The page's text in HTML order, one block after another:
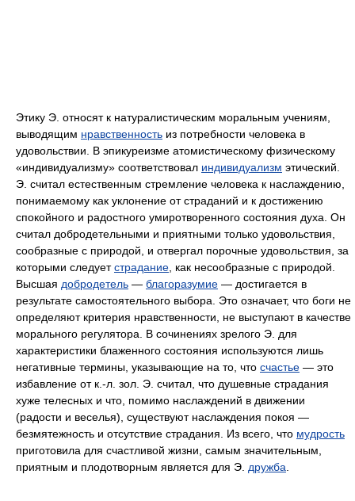
Этику Э. относят к натуралистическим моральным учениям,
выводящим нравственность из потребности человека в
удовольствии. В эпикуреизме атомистическому физическому
«индивидуализму» соответствовал индивидуализм этический.
Э. считал естественным стремление человека к наслаждению,
понимаемому как уклонение от страданий и к достижению
спокойного и радостного умиротворенного состояния духа. Он
считал добродетельными и приятными только удовольствия,
сообразные с природой, и отвергал порочные удовольствия, за
которыми следуетстрадание , как несообразные с природой.
Высшая добродетель — благоразумие — достигается в
результате самостоятельного выбора. Это означает, что боги не
определяют критерия нравственности, не выступают в качестве
морального регулятора. В сочинениях зрелого Э. для
характеристики блаженного состояния используются лишь
негативные термины, указывающие на то, что счастье — это
избавление от к.-л. зол. Э. считал, что душевные страдания
хуже телесных и что, помимо наслаждений в движении
(радости и веселья), существуют наслаждения покоя —
безмятежность и отсутствие страдания. Из всего, что мудрость
приготовила для счастливой жизни, самым значительным,
приятным и плодотворным является для Э. дружба